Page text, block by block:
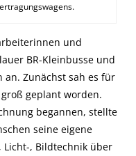
und
BR-Kleinbusse und
an. Zunächst sah es für
geplant worden.
begannen, stellte
seine eigene
Licht-, Bildtechnik über